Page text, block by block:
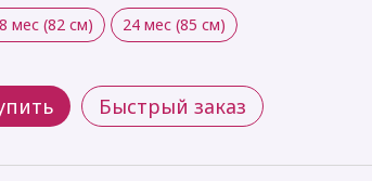
мес (82 см) 24 мес (85 см)
Быстрый заказ